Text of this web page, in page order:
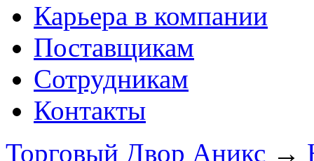
Карьера в компании
Поставщикам
Сотрудникам
Контакты
Торговый Двор Аникс →